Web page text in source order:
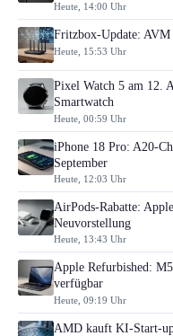
Heute, 14:00 Uhr
Fritzbox-Update:
Heute, 15:53 Uhr
Pixel Watch 5 am 12.
Smartwatch
Heute, 00:59 Uhr
iPhone 18 Pro: A20-
September
Heute, 12:03 Uhr
AirPods-Rabatte:
Neuvorstellung
Heute, 13:43 Uhr
Apple Refurbished:
verfügbar
Heute, 09:19 Uhr
AMD kauft KI-Start-